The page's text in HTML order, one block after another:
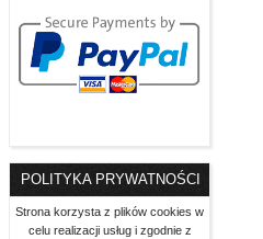
POLITYKA PRYWATNOŚCI
Strona korzysta z plików cookies w
celu realizacji usług i zgodnie z